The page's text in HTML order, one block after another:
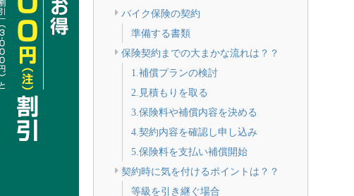
バイク保険の契約
準備する書類
保険契約までの大まかな流れは？？
1.補償プランの検討
2.見積もりを取る
3.保険料や補償内容を決める
4.契約内容を確認し申し込み
5.保険料を支払い補償開始
契約時に気を付けるポイントは？？
等級を引き継ぐ場合